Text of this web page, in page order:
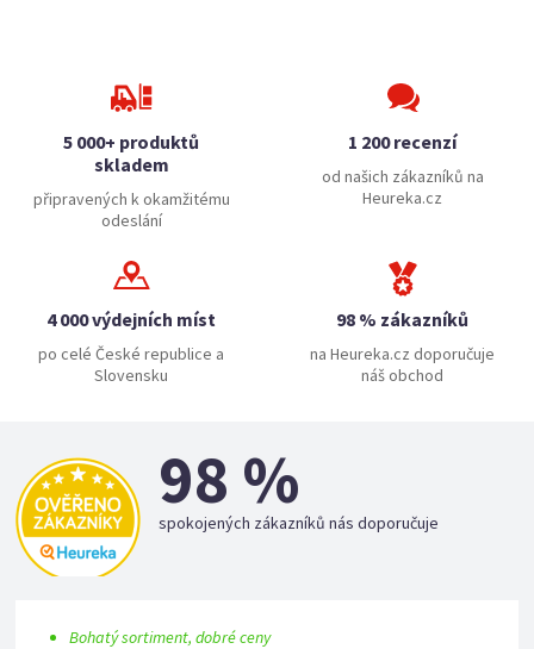
5 000+ produktů
skladem
připravených k okamžitému
odeslání
1 200 recenzí
od našich zákazníků na
Heureka.cz
4 000 výdejních míst
po celé České republice a
Slovensku
98 % zákazníků
na Heureka.cz doporučuje
náš obchod
98 %
spokojených zákazníků nás doporučuje
Bohatý sortiment, dobré ceny